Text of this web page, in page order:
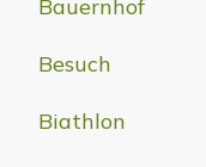
Bauernhof
Besuch
Biathlon